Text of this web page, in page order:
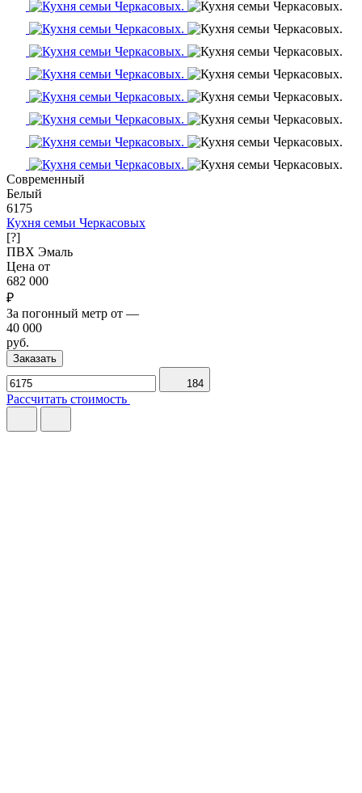
Современный
Белый
6175
Кухня семьи Черкасовых
[?]
ПВХ Эмаль
Цена от
682 000
₽
За погонный метр от —
40 000
руб.
Заказать
184
Рассчитать стоимость